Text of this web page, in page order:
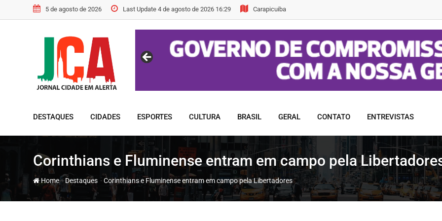
to
5 de agosto de 2026 Last Update 4 de agosto de 2026 16:29 Carapicuiba
DESTAQUES CIDADES ESPORTES CULTURA BRASIL GERAL CONTATO ENTREVISTAS
Corinthians e Fluminense entram em campo pela
Home- Destaques -Corinthians e Fluminense entram em campo pela Libertadores